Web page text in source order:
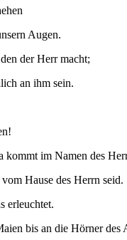
Augen.
der Herr macht;
an ihm sein.
im Namen des
Hause des Herrn seid.
erleuchtet.
bis an die Hörner des